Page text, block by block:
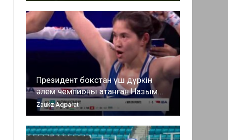
Президент бокстан үш дүркін
әлем чемпионы атанған Назым…
Zaukz Aqparat